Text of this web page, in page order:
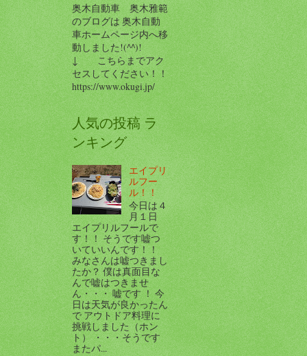
奥木自動車 奥木雅範
のブログは 奥木自動
車ホームページ内へ移
動しました!(^^)!
↓ こちらまでアク
セスしてください！！
https://www.okugi.jp/
人気の投稿 ラ
ンキング
エイプリ
ルフー
ル！！
今日は４
月１日
エイプリルフールで
す！！ そうです嘘つ
いていいんです！！
みなさんは嘘つきまし
たか？ 僕は真面目な
んで嘘はつきませ
ん・・・ 嘘です ！ 今
日は天気が良かったん
で アウトドア料理に
挑戦しました（ホン
ト） ・・・そうです
またパ...